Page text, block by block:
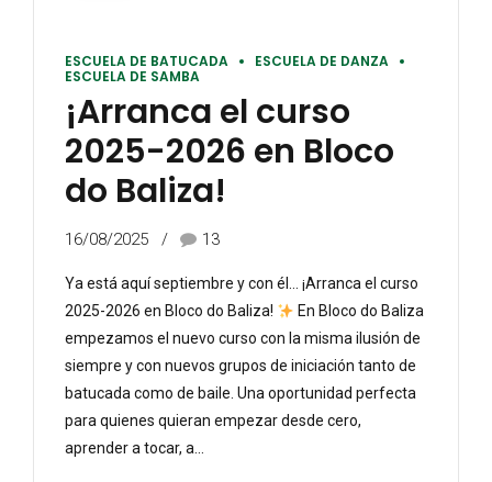
ESCUELA DE BATUCADA
ESCUELA DE DANZA
ESCUELA DE SAMBA
¡Arranca el curso
2025-2026 en Bloco
do Baliza!
16/08/2025 13
Ya está aquí septiembre y con él… ¡Arranca el curso
2025-2026 en Bloco do Baliza!
En Bloco do Baliza
empezamos el nuevo curso con la misma ilusión de
siempre y con nuevos grupos de iniciación tanto de
batucada como de baile. Una oportunidad perfecta
para quienes quieran empezar desde cero,
aprender a tocar, a...